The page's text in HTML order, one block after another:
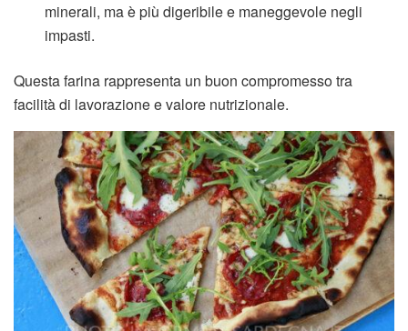
minerali, ma è più digeribile e maneggevole negli
impasti.
Questa farina rappresenta un buon compromesso tra
facilità di lavorazione e valore nutrizionale.